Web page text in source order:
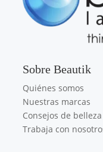
Sobre Beautik
Quiénes somos
Nuestras marcas
Consejos de belleza
Trabaja con